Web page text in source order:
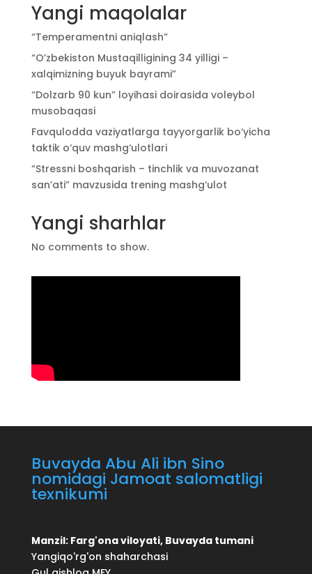
Yangi maqolalar
“Temperamentni aniqlash”
“O’zbekiston Mustaqilligining 34 yilligi –
xalqimizning buyuk bayrami”
“Dolzarb 90 kun” loyihasi doirasida voleybol
musobaqasi
Favqulodda vaziyatlarga tayyorgarlik bo‘yicha
taktik o‘quv mashg‘ulotlari
“Stressni boshqarish – tinchlik va muvozanat
san’ati” mavzusida trening mashg‘ulot
Yangi sharhlar
No comments to show.
Buvayda Abu Ali ibn Sino
nomidagi Jamoat salomatligi
texnikumi
Manzil: Farg'ona viloyati, Buvayda tumani
Yangiqo'rg'on shaharchasi